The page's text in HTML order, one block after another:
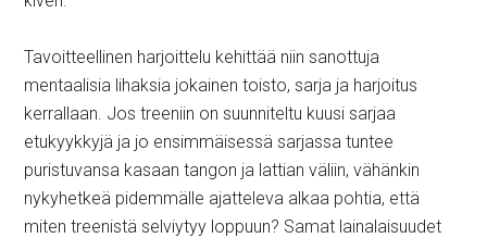
Tavoitteellinen harjoittelu kehittää niin sanottuja
mentaalisia lihaksia jokainen toisto, sarja ja harjoitus
kerrallaan. Jos treeniin on suunniteltu kuusi sarjaa
etukyykkyjä ja jo ensimmäisessä sarjassa tuntee
puristuvansa kasaan tangon ja lattian väliin, vähänkin
nykyhetkeä pidemmälle ajatteleva alkaa pohtia, että
miten treenistä selviytyy loppuun? Samat lainalaisuudet